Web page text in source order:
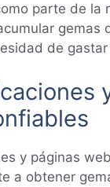
parte de la
gemas
de
y páginas
a obtener